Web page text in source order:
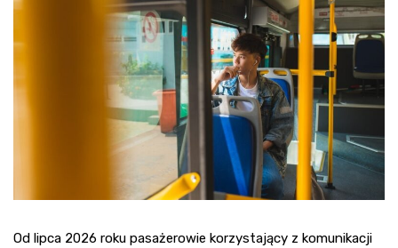
Od lipca 2026 roku pasażerowie korzystający z komunikacji